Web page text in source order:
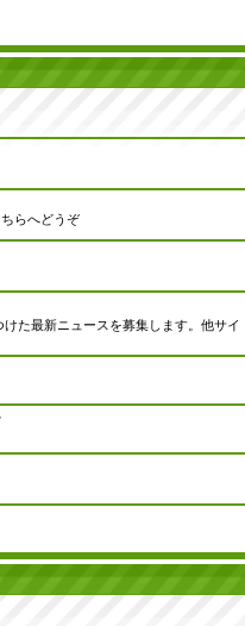
らへどうぞ
た最新ニュースを募集します。他サイ